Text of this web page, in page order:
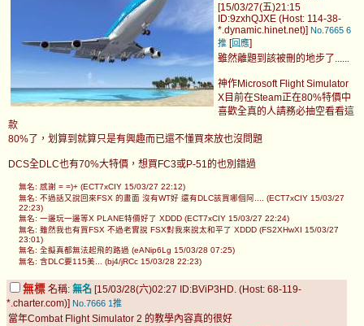
[15/03/27(五)21:15
ID:9zxhQJXE (Host: 114-38-
*.dynamic.hinet.net)] No.7665 6
推 [回應]
雖然離題到該被刪的地步了......
神作Microsoft Flight Simulator
X目前在Steam正在80%特價中
喜歡全真的人請務必抽空看看這
款
80%了，划算到就算只是有興趣而已還不懂買來放也沒問題
DCS全DLC也有70%大特價，想買FC3或P-51的也別錯過
無名: 感謝 = =)+ (ECT7xCIY 15/03/27 22:12)
無名: 不過話又說回來FSX 的畫面 沒有WT好 還有DLC該買哪個阿.... (ECT7xCIY 15/03/27
22:23)
無名: 一邊玩一邊等X PLANE特價好了 XDDD (ECT7xCIY 15/03/27 22:24)
無名: 雖然我也有買FSX 不過老實說 FSX對我來說太和平了 XDDD (FS2XHwXI 15/03/27
23:01)
無名: 全擬真都無法起飛的路過 (eANip6Lg 15/03/28 07:25)
無名: 含DLC要115美... (bj4/jRCc 15/03/28 22:23)
無標 名稱: 無名 [15/03/28(六)02:27 ID:BViP3HD. (Host: 68-119-
*.charter.com)] No.7666 1推
當年Combat Flight Simulator 2 的教學內容真的很好